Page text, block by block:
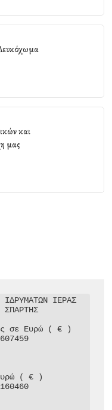
και
μας
ΙΔΡΥΜΑΤΩΝ ΙΕΡΑΣ
ΣΠΑΡΤΗΣ
σε Ευρώ ( € )
( € )